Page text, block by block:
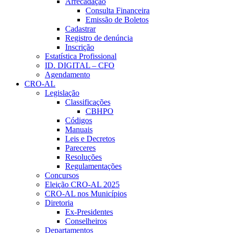
Consulta Financeira
Emissão de Boletos
Cadastrar
Registro de denúncia
Inscrição
Estatística Profissional
ID. DIGITAL – CFO
Agendamento
CRO-AL
Legislação
Classificações
CBHPO
Códigos
Manuais
Leis e Decretos
Pareceres
Resoluções
Regulamentações
Concursos
Eleição CRO-AL 2025
CRO-AL nos Municípios
Diretoria
Ex-Presidentes
Conselheiros
Departamentos